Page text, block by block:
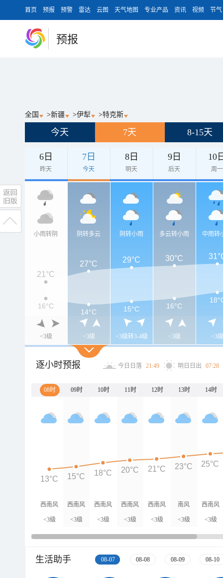
首页 预报 预警 雷达 云图 天气地图 专业产品 资讯 视频 节气
预报
全国 >新疆 >伊犁 >特克斯
今天 7天 8-15天
6日
昨天
7日
今天
8日
明天
9日
后天
10
周一
小雨转阴
<3级
阴转多云
<3级
阴转小雨
<3级转3-4级
多云转小雨
<3级
中雨转
<3级
21°C
27°C 29°C 30°C
16°C
14°C 15°C 16°C
逐小时预报 今日日落 21:49 明日日出 07:28
08时 09时 10时 11时 12时 13时 14时
西南风
<3级
西南风
<3级
西南风
<3级
西南风
<3级
西南风
<3级
南风
<3级
西南风
<3级
13°C 15°C 18°C 20°C 21°C 23°C 25°C
生活助手 08-07 08-08 08-09 08-10